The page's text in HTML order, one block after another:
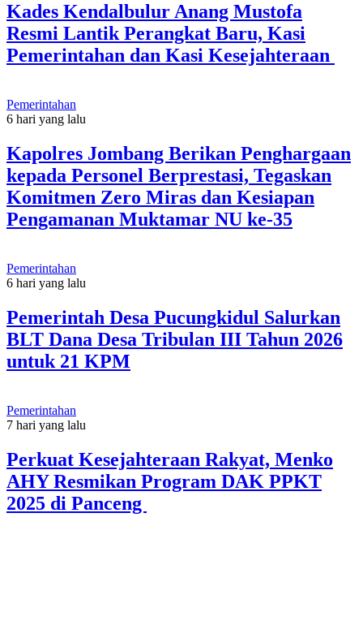
Kades Kendalbulur Anang Mustofa
Resmi Lantik Perangkat Baru, Kasi
Pemerintahan dan Kasi Kesejahteraan
Pemerintahan
6 hari yang lalu
Kapolres Jombang Berikan Penghargaan
kepada Personel Berprestasi, Tegaskan
Komitmen Zero Miras dan Kesiapan
Pengamanan Muktamar NU ke-35
Pemerintahan
6 hari yang lalu
Pemerintah Desa Pucungkidul Salurkan
BLT Dana Desa Tribulan III Tahun 2026
untuk 21 KPM
Pemerintahan
7 hari yang lalu
Perkuat Kesejahteraan Rakyat, Menko
AHY Resmikan Program DAK PPKT
2025 di Panceng